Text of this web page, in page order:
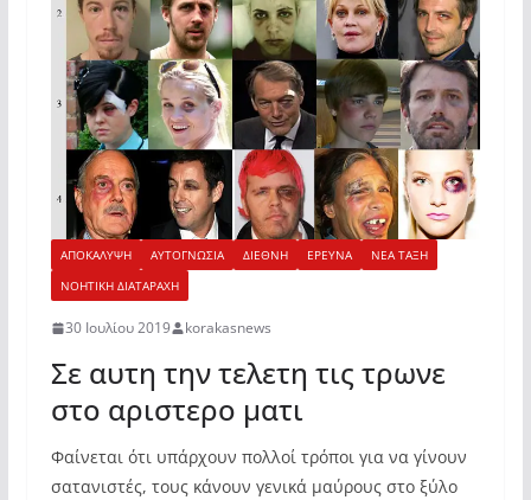
ΑΠΟΚΑΛΥΨΗ ΑΥΤΟΓΝΩΣΙΑ ΔΙΕΘΝΗ ΕΡΕΥΝΑ
ΝΕΑ ΤΑΞΗ
ΝΟΗΤΙΚΗ ΔΙΑΤΑΡΑΧΗ
30 Ιουλίου 2019 korakasnews
Σε αυτη την τελετη τις τρωνε
στο αριστερο ματι
Φαίνεται ότι υπάρχουν πολλοί τρόποι για να γίνουν
σατανιστές, τους κάνουν γενικά μαύρους στο ξύλο